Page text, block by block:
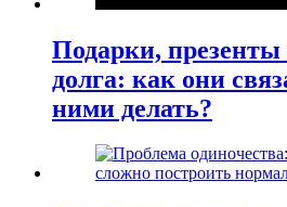
Подарки, презенты
долга: как они
ними делать?